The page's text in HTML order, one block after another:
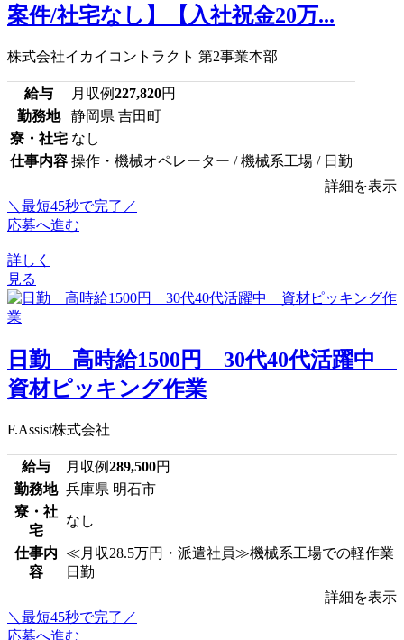
案件/社宅なし】【入社祝金20万...
株式会社イカイコントラクト 第2事業本部
給与 月収例227,820円
勤務地
静岡県 吉田町
寮・社宅 なし
仕事内容 操作・機械オペレーター / 機械系工場 / 日勤
詳細を表示
＼最短45秒で完了／
応募へ進む
詳しく
見る
日勤 高時給1500円 30代40代活躍中
資材ピッキング作業
F.Assist株式会社
給与 月収例289,500円
勤務地 兵庫県 明石市
寮・社
宅
なし
仕事内
容
≪月収28.5万円・派遣社員≫機械系工場での軽作業
日勤
詳細を表示
＼最短45秒で完了／
応募へ進む